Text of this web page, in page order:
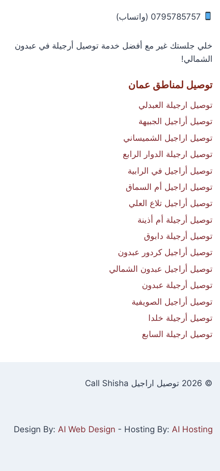
خلي جلستك غير مع أفضل خدمة توصيل أرجيلة في عبدون
الشمالي!
توصيل لمناطق عمان
توصيل ارجيلة العبدلي
توصيل أراجيل الجبيهة
توصيل اراجيل الشميساني
توصيل ارجيلة الدوار الرابع
توصيل أراجيل في الرابية
توصيل اراجيل أم السماق
توصيل أراجيل تلاع العلي
توصيل أرجيلة أم أذينة
توصيل أرجيلة دابوق
توصيل أراجيل كردور عبدون
توصيل أراجيل عبدون الشمالي
توصيل أرجيلة عبدون
توصيل أراجيل الصويفية
توصيل أرجيلة خلدا
توصيل ارجيلة السابع
© 2026 توصيل اراجيل Call Shisha
Design By: AI Web Design - Hosting By: AI Hosting